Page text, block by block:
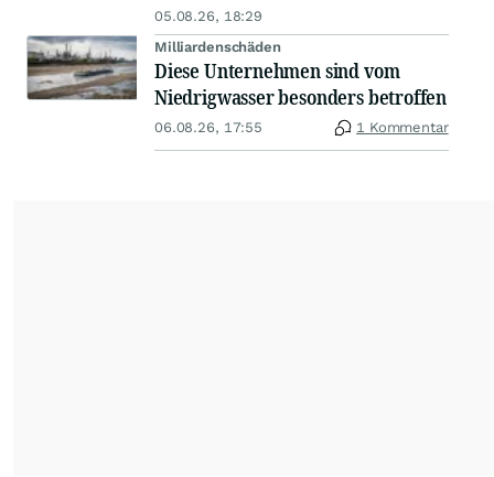
05.08.26, 18:29
Milliardenschäden
Diese Unternehmen sind vom
Niedrigwasser besonders betroffen
06.08.26, 17:55 1 Kommentar